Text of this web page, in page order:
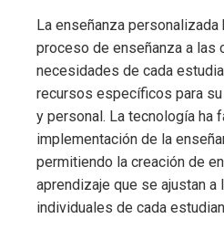
La enseñanza personalizada
proceso de enseñanza a las
necesidades de cada
recursos específicos para
y personal. La tecnología ha
implementación de la
permitiendo la creación de
aprendizaje que se ajustan
individuales de cada